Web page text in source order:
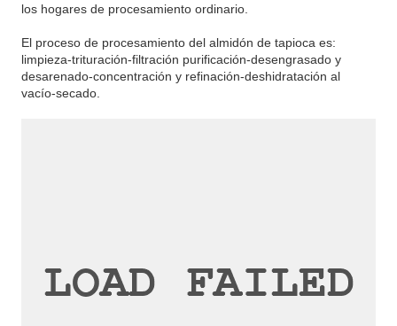
los hogares de procesamiento ordinario.
El proceso de procesamiento del almidón de tapioca es:
limpieza-trituración-filtración purificación-desengrasado y
desarenado-concentración y refinación-deshidratación al
vacío-secado.